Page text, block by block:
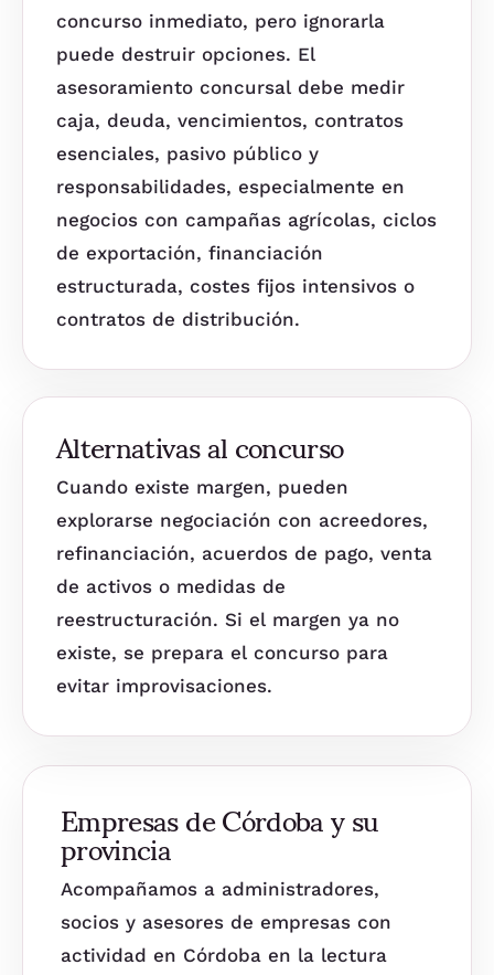
concurso inmediato, pero ignorarla
puede destruir opciones. El
asesoramiento concursal debe medir
caja, deuda, vencimientos, contratos
esenciales, pasivo público y
responsabilidades, especialmente en
negocios con campañas agrícolas, ciclos
de exportación, financiación
estructurada, costes fijos intensivos o
contratos de distribución.
Alternativas al concurso
Cuando existe margen, pueden
explorarse negociación con acreedores,
refinanciación, acuerdos de pago, venta
de activos o medidas de
reestructuración. Si el margen ya no
existe, se prepara el concurso para
evitar improvisaciones.
Empresas de Córdoba y su
provincia
Acompañamos a administradores,
socios y asesores de empresas con
actividad en Córdoba en la lectura